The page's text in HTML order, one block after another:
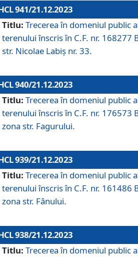
941/21.12.2023
Titlu: Trecerea în domeniul public
terenului înscris în C.F. nr. 168277
str. Nicolae Labiș nr. 33.
940/21.12.2023
Titlu: Trecerea în domeniul public
terenului înscris în C.F. nr. 176573
zona str. Fagurului.
939/21.12.2023
Titlu: Trecerea în domeniul public
terenului înscris în C.F. nr. 161486
zona str. Fânului.
938/21.12.2023
Titlu: Trecerea în domeniul public